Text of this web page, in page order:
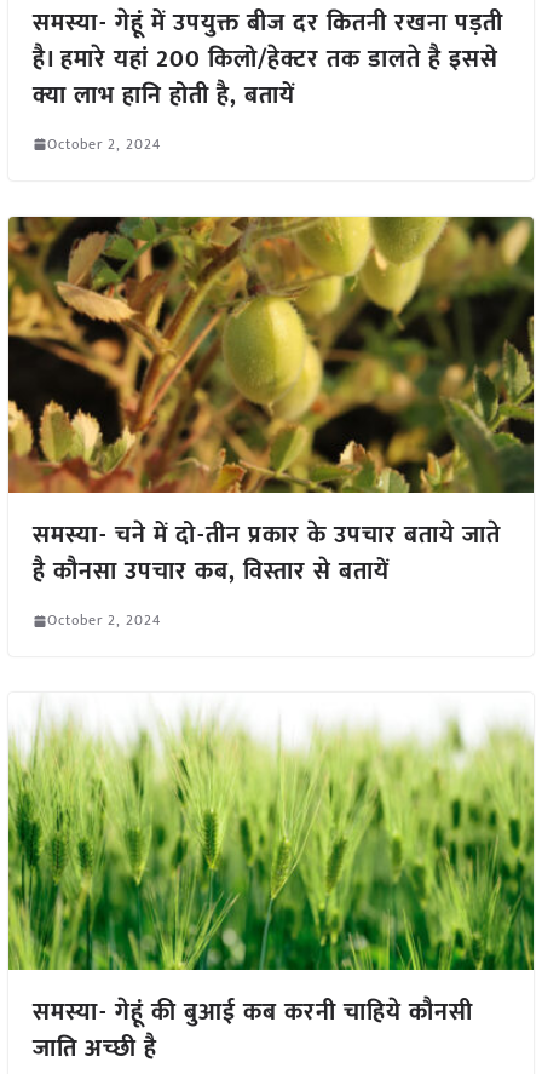
समस्या- गेहूं में उपयुक्त बीज दर कितनी रखना पड़ती
है। हमारे यहां 200 किलो/हेक्टर तक डालते है इससे
क्या लाभ हानि होती है, बतायें
October 2, 2024
समस्या- चने में दो-तीन प्रकार के उपचार बताये जाते
है कौनसा उपचार कब, विस्तार से बतायें
October 2, 2024
समस्या- गेहूं की बुआई कब करनी चाहिये कौनसी
जाति अच्छी है